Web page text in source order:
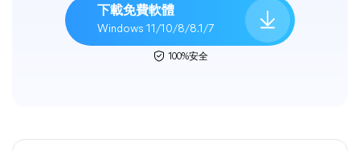
下載免費軟體
Windows 11/10/8/8.1/7
100%安全